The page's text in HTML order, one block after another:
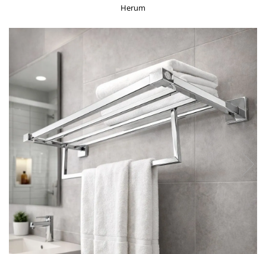
Servire
Tacamuri
Cutite
Tigai
Herum